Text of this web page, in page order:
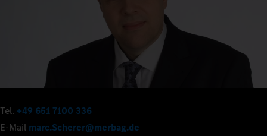
Tel. +49 651 7100 336
E-Mail marc.Scherer@merbag.de